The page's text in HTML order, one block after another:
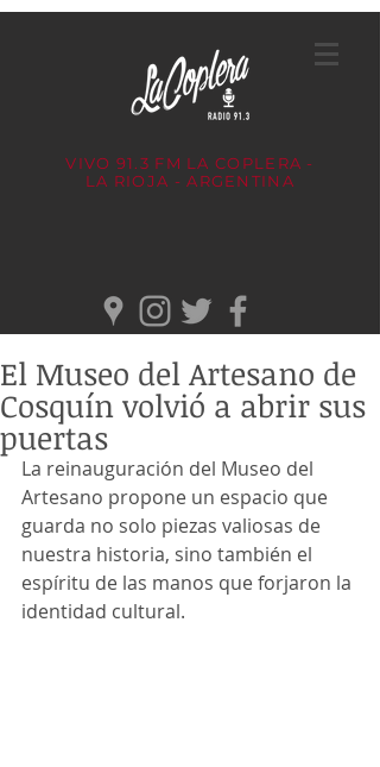
VIVO 91.3 FM LA COPLERA -
LA RIOJA - ARGENTINA
El Museo del Artesano de
Cosquín volvió a abrir sus
puertas
La reinauguración del Museo del
Artesano propone un espacio que
guarda no solo piezas valiosas de
nuestra historia, sino también el
espíritu de las manos que forjaron la
identidad cultural.